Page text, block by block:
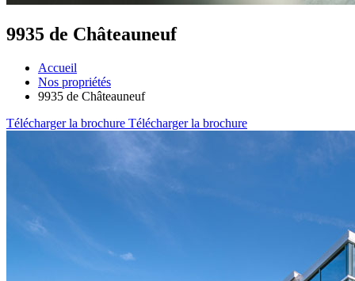
9935 de Châteauneuf
Accueil
Nos propriétés
9935 de Châteauneuf
Télécharger la brochure Télécharger la brochure